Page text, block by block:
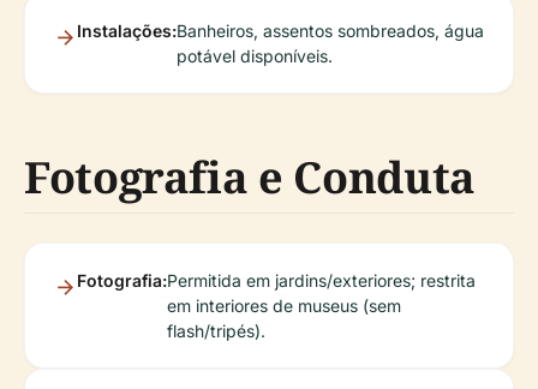
Instalações:Banheiros, assentos sombreados, água
potável disponíveis.
Fotografia e Conduta
Fotografia:Permitida em jardins/exteriores; restrita
em interiores de museus (sem
flash/tripés).